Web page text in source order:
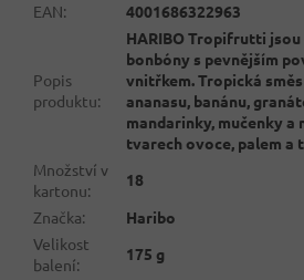
EAN: 4001686322963
Popis
produktu:
HARIBO Tropifrutti
bonbóny s pevnějším
vnitřkem. Tropická
ananasu, banánu,
mandarinky, mučenky a
tvarech ovoce, palem a
Množství v
kartonu:
18
Značka:
Haribo
Velikost
balení:
175 g